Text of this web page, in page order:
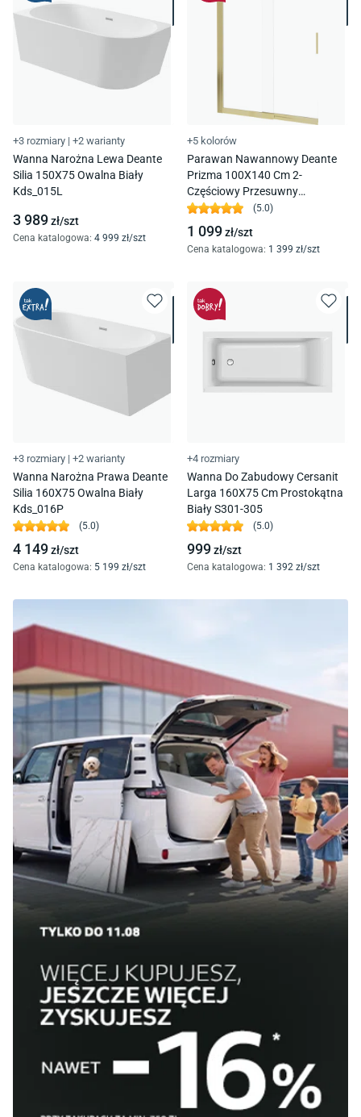
+3 rozmiary | +2 warianty
Wanna Narożna Lewa Deante
Silia 150X75 Owalna Biały
Kds_015L
3 989zł/szt
Cena katalogowa: 4 999 zł/szt
+5 kolorów
Parawan Nawannowy Deante
Prizma 100X140 Cm 2-
Częściowy Przesuwny
Uniwersalny Złoty
Szczotkowany Ktj_R73R
(5.0)
1 099zł/szt
Cena katalogowa: 1 399 zł/szt
+3 rozmiary | +2 warianty
Wanna Narożna Prawa Deante
Silia 160X75 Owalna Biały
Kds_016P
(5.0)
4 149zł/szt
Cena katalogowa: 5 199 zł/szt
+4 rozmiary
Wanna Do Zabudowy Cersanit
Larga 160X75 Cm Prostokątna
Biały S301-305
(5.0)
999zł/szt
Cena katalogowa: 1 392 zł/szt